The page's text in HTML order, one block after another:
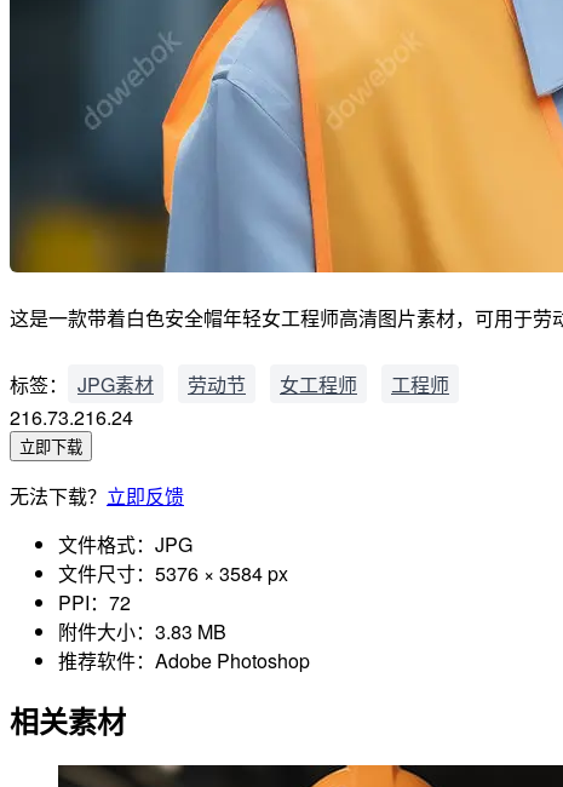
这是一款带着白色安全帽年轻女工程师高清图片素材，可用于
标签： JPG素材 劳动节 女工程师
工程师
216.73.216.24
立即下载
无法下载？ 立即反馈
文件格式： JPG
文件尺寸： 5376 × 3584 px
PPI： 72
附件大小： 3.83 MB
推荐软件： Adobe Photoshop
相关素材